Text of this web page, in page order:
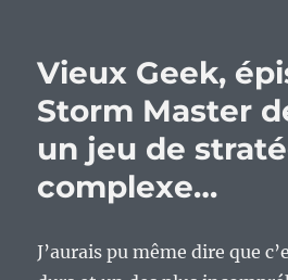
Vieux Geek,
Storm Master
un jeu de
complexe…
J’aurais pu même dire que